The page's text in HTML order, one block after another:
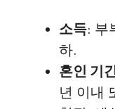
소득: 부
하.
혼인 기
년 이내